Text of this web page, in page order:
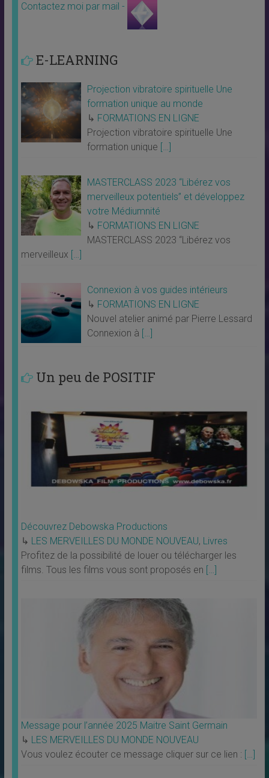
Contactez moi par mail -
E-LEARNING
Projection vibratoire spirituelle Une
formation unique au monde
↳ FORMATIONS EN LIGNE
Projection vibratoire spirituelle Une
formation unique […]
MASTERCLASS 2023 “Libérez vos
merveilleux potentiels” et développez
votre Médiumnité
↳ FORMATIONS EN LIGNE
MASTERCLASS 2023 “Libérez vos
merveilleux […]
Connexion à vos guides intérieurs
↳ FORMATIONS EN LIGNE
Nouvel atelier animé par Pierre Lessard
Connexion à […]
Un peu de POSITIF
Découvrez Debowska Productions
↳ LES MERVEILLES DU MONDE NOUVEAU, Livres
Profitez de la possibilité de louer ou télécharger les
films. Tous les films vous sont proposés en […]
Message pour l’année 2025 Maitre Saint Germain
↳ LES MERVEILLES DU MONDE NOUVEAU
Vous voulez écouter ce message cliquer sur ce lien : […]